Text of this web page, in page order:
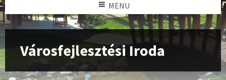
MENU
Városfejlesztési Iroda